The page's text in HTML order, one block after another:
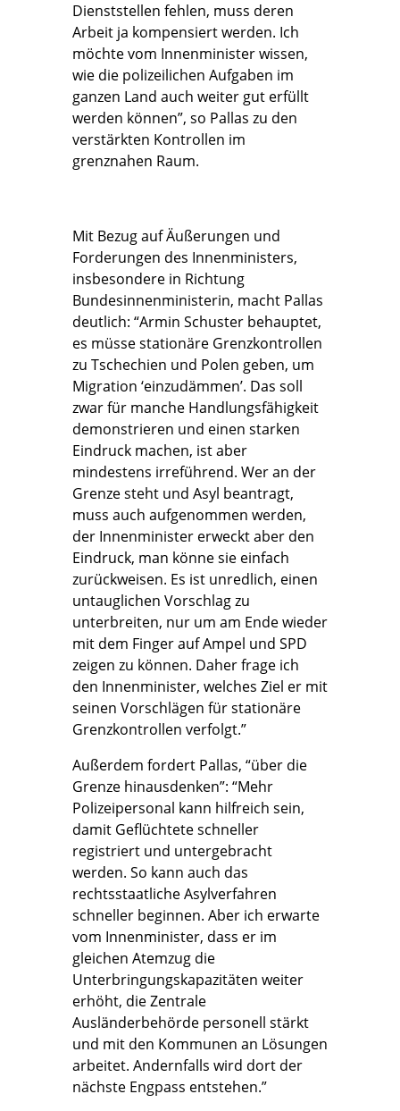
Dienststellen fehlen, muss deren
Arbeit ja kompensiert werden. Ich
möchte vom Innenminister wissen,
wie die polizeilichen Aufgaben im
ganzen Land auch weiter gut erfüllt
werden können”, so Pallas zu den
verstärkten Kontrollen im
grenznahen Raum.
Mit Bezug auf Äußerungen und
Forderungen des Innenministers,
insbesondere in Richtung
Bundesinnenministerin, macht Pallas
deutlich: “Armin Schuster behauptet,
es müsse stationäre Grenzkontrollen
zu Tschechien und Polen geben, um
Migration ‘einzudämmen’. Das soll
zwar für manche Handlungsfähigkeit
demonstrieren und einen starken
Eindruck machen, ist aber
mindestens irreführend. Wer an der
Grenze steht und Asyl beantragt,
muss auch aufgenommen werden,
der Innenminister erweckt aber den
Eindruck, man könne sie einfach
zurückweisen. Es ist unredlich, einen
untauglichen Vorschlag zu
unterbreiten, nur um am Ende wieder
mit dem Finger auf Ampel und SPD
zeigen zu können. Daher frage ich
den Innenminister, welches Ziel er mit
seinen Vorschlägen für stationäre
Grenzkontrollen verfolgt.”
Außerdem fordert Pallas, “über die
Grenze hinausdenken”: “Mehr
Polizeipersonal kann hilfreich sein,
damit Geflüchtete schneller
registriert und untergebracht
werden. So kann auch das
rechtsstaatliche Asylverfahren
schneller beginnen. Aber ich erwarte
vom Innenminister, dass er im
gleichen Atemzug die
Unterbringungskapazitäten weiter
erhöht, die Zentrale
Ausländerbehörde personell stärkt
und mit den Kommunen an Lösungen
arbeitet. Andernfalls wird dort der
nächste Engpass entstehen.”